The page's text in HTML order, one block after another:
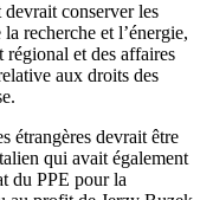
devrait conserver les
recherche et l’énergie,
régional et des affaires
aux droits des
étrangères devrait être
qui avait également
du PPE pour la